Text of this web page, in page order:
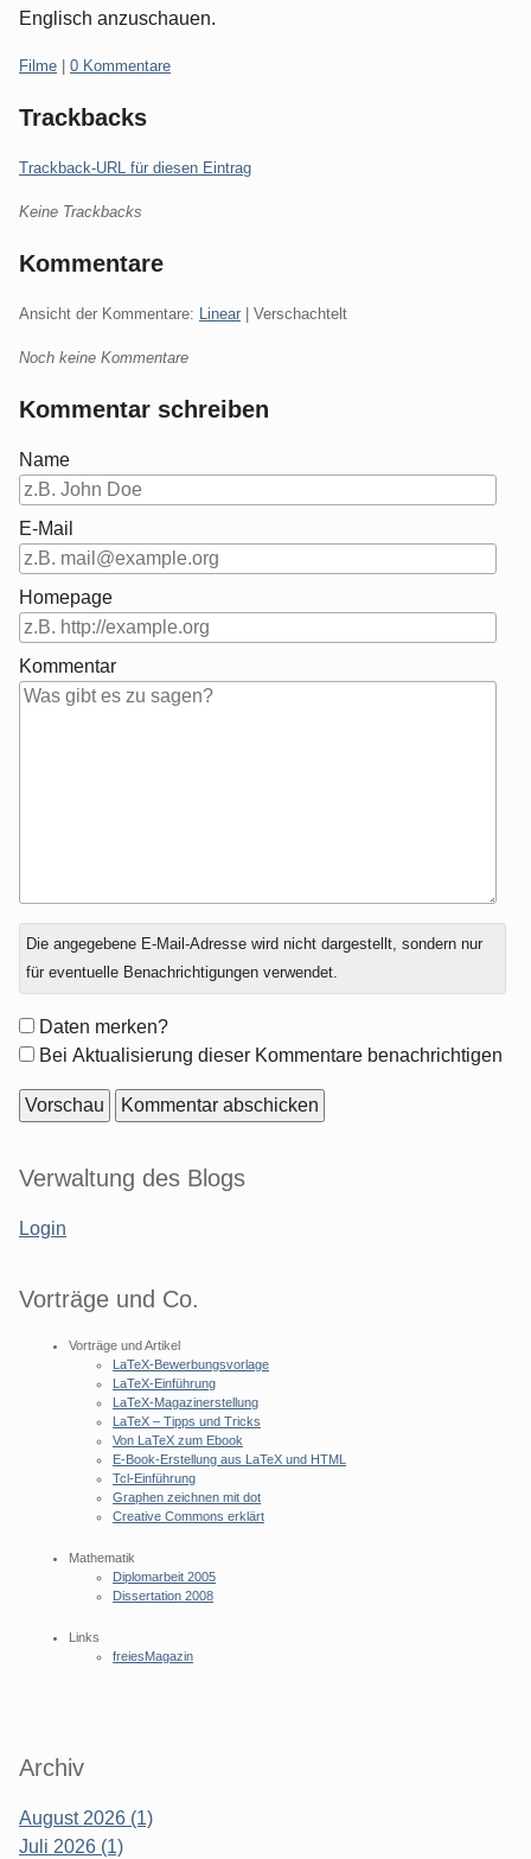
Englisch anzuschauen.
Kategorien:
Filme 0 Kommentare
Trackbacks
Trackback-URL für diesen Eintrag
Keine Trackbacks
Kommentare
Ansicht der Kommentare: Linear | Verschachtelt
Noch keine Kommentare
Kommentar schreiben
Name
E-Mail
Homepage
Kommentar
Antwort
zu
Die angegebene E-Mail-Adresse wird nicht dargestellt, sondern nur
für eventuelle Benachrichtigungen verwendet.
Formular-
Optionen
Daten merken?
Bei Aktualisierung dieser Kommentare benachrichtigen
Seitenleiste
Verwaltung des Blogs
Login
Vorträge und Co.
Vorträge und Artikel
LaTeX-Bewerbungsvorlage
LaTeX-Einführung
LaTeX-Magazinerstellung
LaTeX – Tipps und Tricks
Von LaTeX zum Ebook
E-Book-Erstellung aus LaTeX und HTML
Tcl-Einführung
Graphen zeichnen mit dot
Creative Commons erklärt
Mathematik
Diplomarbeit 2005
Dissertation 2008
Links
freiesMagazin
Archiv
August 2026 (1)
Juli 2026 (1)